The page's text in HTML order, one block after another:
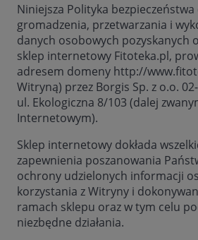
Niniejsza Polityka
gromadzenia, przetwarzania i
danych osobowych pozyskanych
sklep internetowy Fitoteka.pl,
adresem domeny http://
Witryną) przez Borgis Sp. z o.o.
ul. Ekologiczna 8/103 (dalej
Internetowym).
Sklep internetowy dokłada
zapewnienia poszanowania
ochrony udzielonych informacji
korzystania z Witryny i
ramach sklepu oraz w tym celu
niezbędne działania.